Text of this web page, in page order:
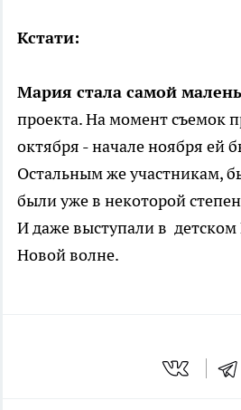
Кстати:
Мария стала самой
проекта. На момент съемок
октября - начале ноября ей
Остальным же участникам,
были уже в некоторой
И даже выступали в
Новой волне.